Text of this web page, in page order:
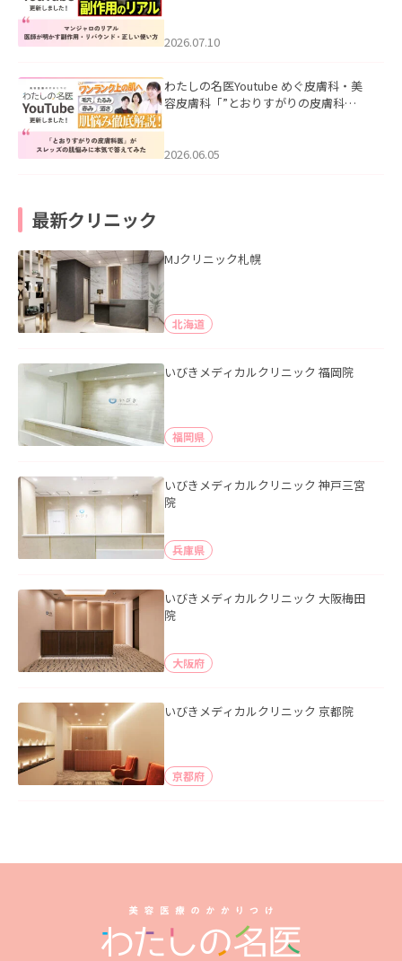
た。
2026.07.10
わたしの名医Youtube めぐ皮膚科・美
容皮膚科「”とおりすがりの皮膚科
2026.06.05
最新クリニック
MJクリニック札幌
北海道
いびきメディカルクリニック 福岡院
福岡県
いびきメディカルクリニック 神戸三宮
院
兵庫県
いびきメディカルクリニック 大阪梅田
院
大阪府
いびきメディカルクリニック 京都院
京都府